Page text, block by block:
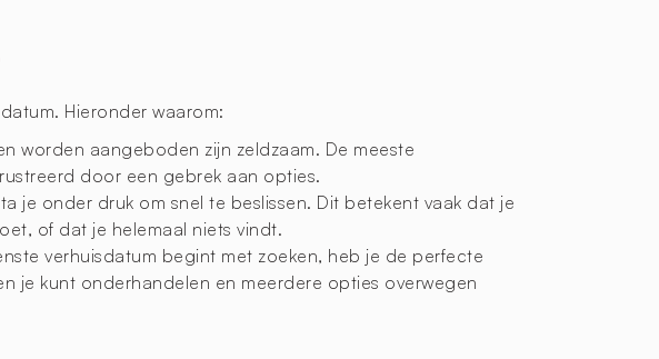
Hieronder waarom:
worden aangeboden zijn zeldzaam. De meeste
door een gebrek aan opties.
je onder druk om snel te beslissen. Dit betekent vaak dat je
of dat je helemaal niets vindt.
verhuisdatum begint met zoeken, heb je de perfecte
je kunt onderhandelen en meerdere opties overwegen